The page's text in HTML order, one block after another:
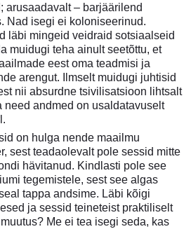
arusaadavalt – barjäärilend
Nad isegi ei koloniseerinud.
läbi mingeid veidraid sotsiaalseid
muidugi teha ainult seetõttu, et
eest oma teadmisi ja
arengut. Ilmselt muidugi juhtisid
nii absurdne tsivilisatsioon lihtsalt
need andmed on usaldatavuselt
on hulga nende maailmu
sest teadaolevalt pole sessid mitte
hävitanud. Kindlasti pole see
tegemistele, sest see algas
tappa andsime. Läbi kõigi
ja sessid teineteist praktiliselt
Me ei tea isegi seda, kas